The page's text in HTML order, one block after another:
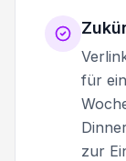
für
zur